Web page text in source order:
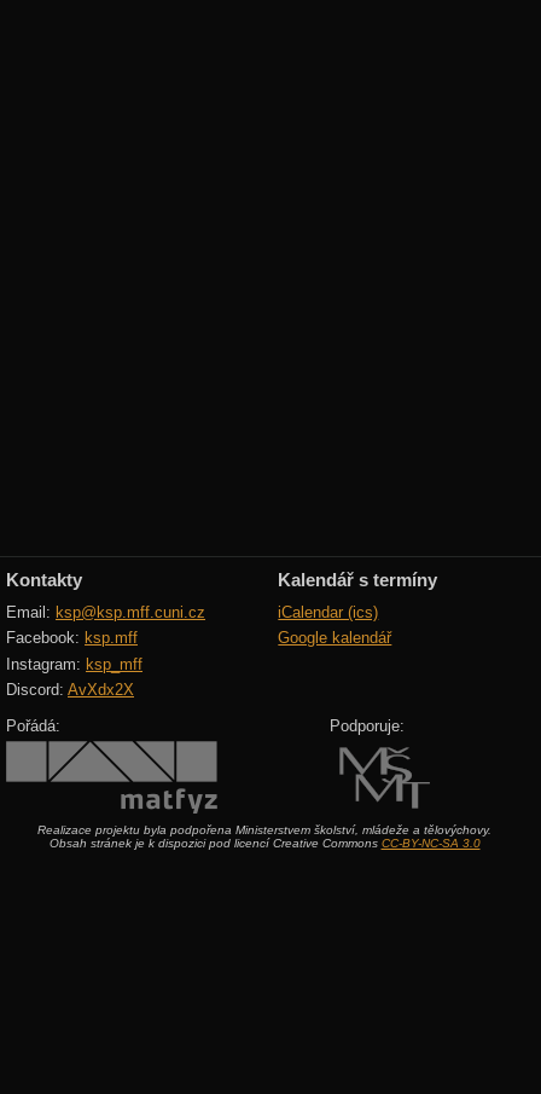
Kontakty
Email: ksp@ksp.mff.cuni.cz
Facebook: ksp.mff
Instagram: ksp_mff
Discord: AvXdx2X
Kalendář s termíny
iCalendar (ics)
Google kalendář
Pořádá: Podporuje:
Realizace projektu byla podpořena Ministerstvem školství, mládeže a tělovýchovy.
Obsah stránek je k dispozici pod licencí Creative Commons CC-BY-NC-SA 3.0